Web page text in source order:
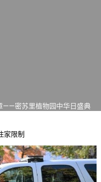
——密苏里植物园中华日盛典
日 邀请各界亲身体验划行乐
动全球植物多样性研究与中美
89岁
家限制